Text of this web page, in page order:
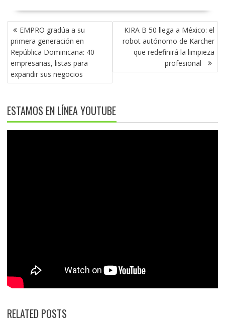
NAVEGACIÓN
DE
ENTRADAS
EMPRO gradúa a su
primera generación en
República Dominicana: 40
empresarias, listas para
expandir sus negocios
KIRA B 50 llega a México: el
robot autónomo de Karcher
que redefinirá la limpieza
profesional
ESTAMOS EN LÍNEA YOUTUBE
RELATED POSTS